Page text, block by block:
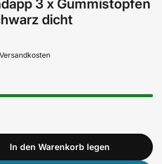
3 x Gummistopfen
dicht
In den Warenkorb legen